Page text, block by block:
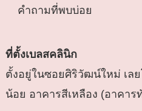
คำถามที่พบบ่อย
ที่ตั้งเบลสคลินิก
ตั้งอยู่ในซอยศิริวัฒน์ใหม่ เล
น้อย อาคารสีเหลือง (อาคาร